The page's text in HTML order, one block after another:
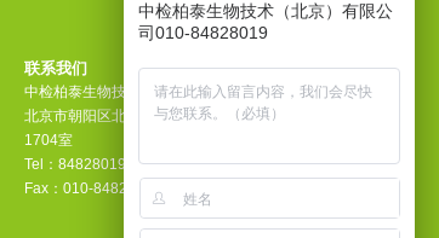
联系我们
中检柏泰生物技术（北京）有限公司
北京市朝阳区北苑路32号院安全大厦
1704室
Tel：84828019
Fax：010-8482 7868
中检柏泰生物技术（北京）有限公
司010-84828019